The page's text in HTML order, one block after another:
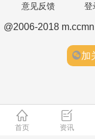
意见反馈 登
@2006-2018
加
首页 资讯